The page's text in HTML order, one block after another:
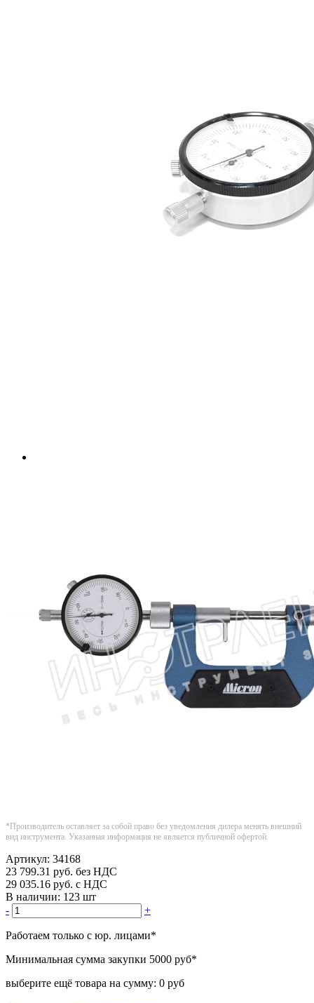
*Производитель оставляет за собой право без уведомления дилера менять внешний
вид инструмента. Указанная информация не является публичной офертой.
Артикул: 34168
23 799.31 руб. без НДС
29 035.16 руб. с НДС
В наличии: 123 шт
-
+
Работаем только с юр. лицами*
Минимальная сумма закупки 5000 руб*
выберите ещё товара на сумму: 0 руб